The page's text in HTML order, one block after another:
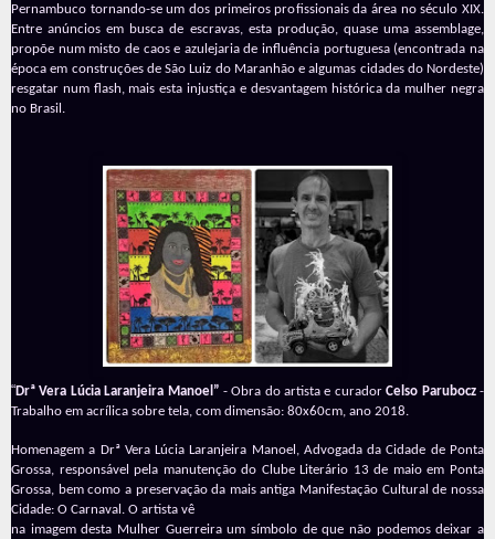
Pernambuco tornando-se um dos primeiros profissionais da área no século XIX.
Entre anúncios em busca de escravas, esta produção, quase uma assemblage,
propõe num misto de caos e azulejaria de influência portuguesa (encontrada na
época em construções de São Luiz do Maranhão e algumas cidades do Nordeste)
resgatar num flash, mais esta injustiça e desvantagem histórica da mulher negra
no Brasil.
“Drª Vera Lúcia Laranjeira Manoel” - Obra do artista e curadorCelso Parubocz-
Trabalho em acrílica sobre tela, com dimensão: 80x60cm, ano 2018.
Homenagem a Drª Vera Lúcia Laranjeira Manoel, Advogada da Cidade de Ponta
Grossa, responsável pela manutenção do Clube Literário 13 de maio em Ponta
Grossa, bem como a preservação da mais antiga Manifestação Cultural de nossa
Cidade: O Carnaval. O artista vê
na imagem desta Mulher Guerreira um símbolo de que não podemos deixar a